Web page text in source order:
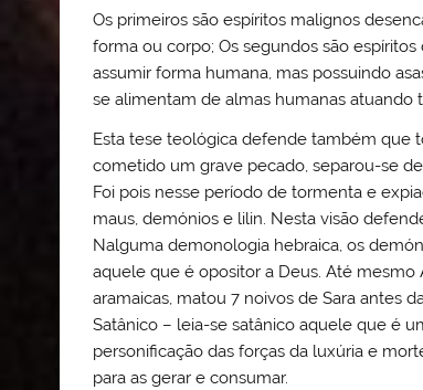
Os primeiros são espíritos malignos
forma ou corpo; Os segundos são
assumir forma humana, mas possuindo
se alimentam de almas humanas atuando
Esta tese teológica defende também que
cometido um grave pecado, separou-se
Foi pois nesse período de tormenta e
maus, demónios e lilin. Nesta visão
Nalguma demonologia hebraica, os
aquele que é opositor a Deus. Até
aramaicas, matou 7 noivos de Sara antes
Satânico – leia-se satânico aquele que é
personificação das forças da luxúria e
para as gerar e consumar.